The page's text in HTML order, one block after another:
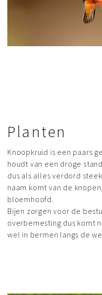
Planten
Knoopkruid is een paars
houdt van een droge
dus als alles verdord
naam komt van de
bloemhoofd.
Bijen zorgen voor de
overbemesting dus komt
wel in bermen langs de